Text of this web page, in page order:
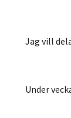
Jag vill
Under